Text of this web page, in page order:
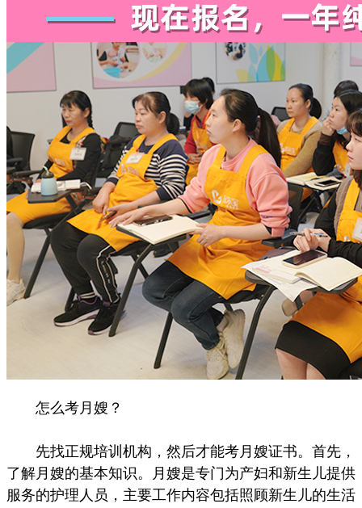
怎么考月嫂？
先找正规培训机构，然后才能考月嫂证书。首先，
了解月嫂的基本知识。月嫂是专门为产妇和新生儿提供
服务的护理人员，主要工作内容包括照顾新生儿的生活